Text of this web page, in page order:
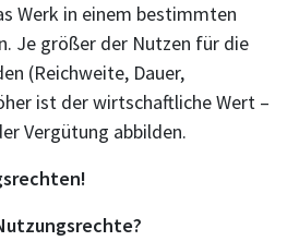
Werk in einem bestimmten
Je größer der Nutzen für die
(Reichweite, Dauer,
ist der wirtschaftliche Wert –
Vergütung abbilden.